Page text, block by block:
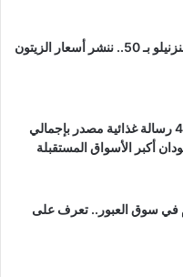
التفاحي بـ 110 والمنزنيلو بـ 50.. ننشر أسعار الزيتون
سلامة الغذاء: 4300 رسالة غذائية مصدر بإجمالي
في سوق العبور.. تعرف على